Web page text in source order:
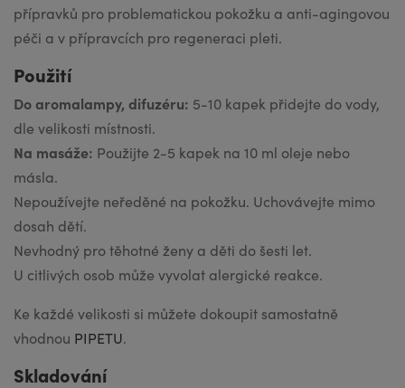
přípravků pro problematickou pokožku a anti-agingovou
péči a v přípravcích pro regeneraci pleti.
Použití
Do aromalampy, difuzéru: 5-10 kapek přidejte do vody,
dle velikosti místnosti.
Na masáže: Použijte 2-5 kapek na 10 ml oleje nebo
másla.
Nepoužívejte neředěné na pokožku. Uchovávejte mimo
dosah dětí.
Nevhodný pro těhotné ženy a děti do šesti let.
U citlivých osob může vyvolat alergické reakce.
Ke každé velikosti si můžete dokoupit samostatně
vhodnou PIPETU.
Skladování